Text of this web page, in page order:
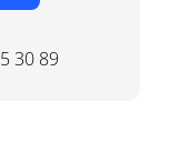
30 89